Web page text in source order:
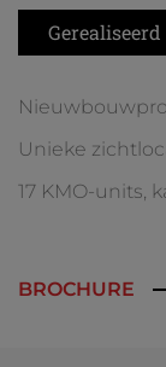
Gerealiseerd
Unieke
17 KMO-units,
BROCHURE